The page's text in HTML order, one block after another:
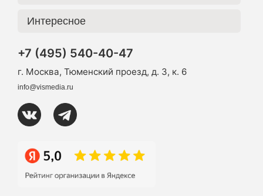
Интересное
+7 (495) 540-40-47
г. Москва, Тюменский проезд, д. 3, к. 6
info@vismedia.ru